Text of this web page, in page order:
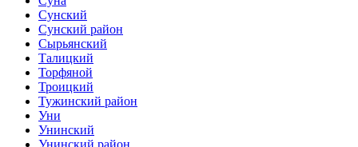
Сунский
Сунский район
Сырьянский
Талицкий
Торфяной
Троицкий
Тужинский район
Уни
Унинский
Унинский район